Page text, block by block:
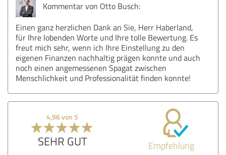
Kommentar von Otto Busch:
Einen ganz herzlichen Dank an Sie, Herr Haberland,
für Ihre lobenden Worte und Ihre tolle Bewertung. Es
freut mich sehr, wenn ich Ihre Einstellung zu den
eigenen Finanzen nachhaltig prägen konnte und auch
noch einen angemessenen Spagat zwischen
Menschlichkeit und Professionalität finden konnte!
4,96 von 5
SEHR GUT Empfehlung